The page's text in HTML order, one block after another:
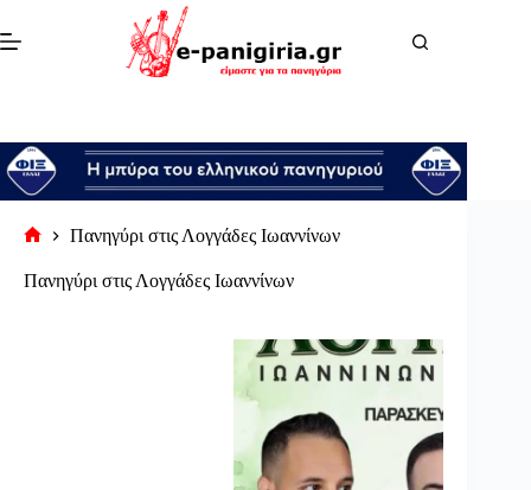
στο
περιεχόμενο
σελίδα
Πανηγύρι στις Λογγάδες Ιωαννίνων
Πανηγύρι στις Λογγάδες Ιωαννίνων